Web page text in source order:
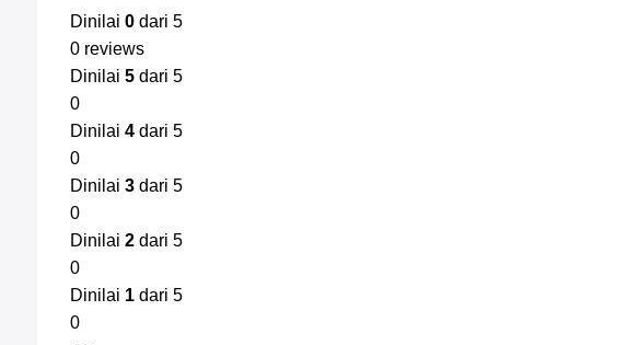
Dinilai0 dari 5
0 reviews
Dinilai5 dari 5
0
Dinilai4 dari 5
0
Dinilai3 dari 5
0
Dinilai2 dari 5
0
Dinilai 1 dari 5
0